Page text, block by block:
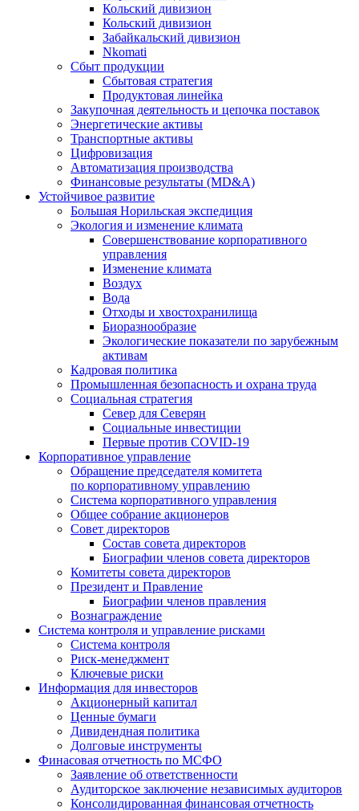
Кольский дивизион
Кольский дивизион
Забайкальский дивизион
Nkomati
Сбыт продукции
Сбытовая стратегия
Продуктовая линейка
Закупочная деятельность и цепочка поставок
Энергетические активы
Транспортные активы
Цифровизация
Автоматизация производства
Финансовые результаты (MD&A)
Устойчивое развитие
Большая Норильская экспедиция
Экология и изменение климата
Совершенствование корпоративного
управления
Изменение климата
Воздух
Вода
Отходы и хвостохранилища
Биоразнообразие
Экологические показатели по зарубежным
активам
Кадровая политика
Промышленная безопасность и охрана труда
Социальная стратегия
Север для Северян
Социальные инвестиции
Первые против COVID‑19
Корпоративное управление
Обращение председателя комитета
по корпоративному управлению
Система корпоративного управления
Общее собрание акционеров
Совет директоров
Состав совета директоров
Биографии членов совета директоров
Комитеты совета директоров
Президент и Правление
Биографии членов правления
Вознаграждение
Система контроля и управление рисками
Система контроля
Риск-менеджмент
Ключевые риски
Информация для инвесторов
Акционерный капитал
Ценные бумаги
Дивидендная политика
Долговые инструменты
Финасовая отчетность по МСФО
Заявление об ответственности
Аудиторское заключение независимых аудиторов
Консолидированная финансовая отчетность